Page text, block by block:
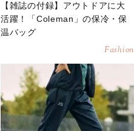
【雑誌の付録】アウトドアに大
活躍！「Coleman」の保冷・保
温バッグ
Fashion